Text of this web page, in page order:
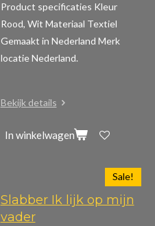
Product specificaties Kleur
Rood, Wit Materiaal Textiel
Gemaakt in Nederland Merk
locatie Nederland.
Bekijk details
In winkelwagen
Sale!
Slabber Ik lijk op mijn
vader